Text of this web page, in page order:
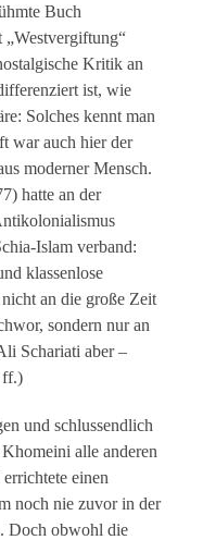
Buch
„Westvergiftung“
Kritik an
ist, wie
Solches kennt man
war auch hier der
moderner Mensch.
hatte an der
Islam verband:
klassenlose
an die große Zeit
sondern nur an
Schariati aber –
ff.)
und schlussendlich
alle anderen
einen
noch nie zuvor in der
Doch obwohl die